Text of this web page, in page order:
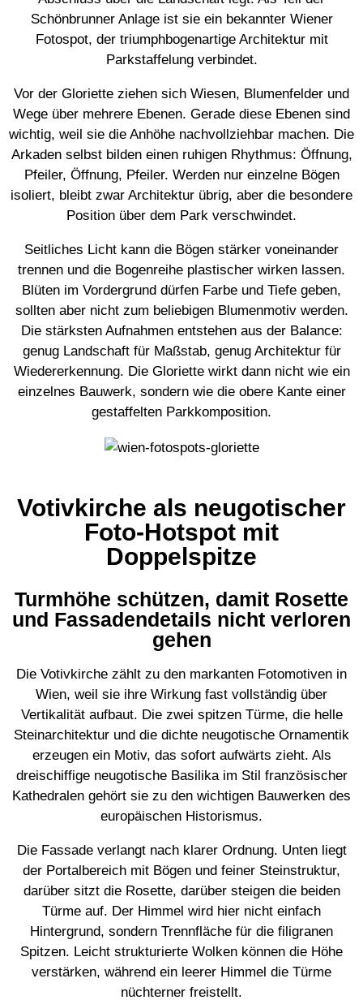
Schönbrunner Anlage ist sie ein bekannter Wiener
Fotospot, der triumphbogenartige Architektur mit
Parkstaffelung verbindet.
Vor der Gloriette ziehen sich Wiesen, Blumenfelder und
Wege über mehrere Ebenen. Gerade diese Ebenen sind
wichtig, weil sie die Anhöhe nachvollziehbar machen. Die
Arkaden selbst bilden einen ruhigen Rhythmus: Öffnung,
Pfeiler, Öffnung, Pfeiler. Werden nur einzelne Bögen
isoliert, bleibt zwar Architektur übrig, aber die besondere
Position über dem Park verschwindet.
Seitliches Licht kann die Bögen stärker voneinander
trennen und die Bogenreihe plastischer wirken lassen.
Blüten im Vordergrund dürfen Farbe und Tiefe geben,
sollten aber nicht zum beliebigen Blumenmotiv werden.
Die stärksten Aufnahmen entstehen aus der Balance:
genug Landschaft für Maßstab, genug Architektur für
Wiedererkennung. Die Gloriette wirkt dann nicht wie ein
einzelnes Bauwerk, sondern wie die obere Kante einer
gestaffelten Parkkomposition.
Votivkirche als neugotischer
Foto-Hotspot mit
Doppelspitze
Turmhöhe schützen, damit Rosette
und Fassadendetails nicht verloren
gehen
Die Votivkirche zählt zu den markanten Fotomotiven in
Wien, weil sie ihre Wirkung fast vollständig über
Vertikalität aufbaut. Die zwei spitzen Türme, die helle
Steinarchitektur und die dichte neugotische Ornamentik
erzeugen ein Motiv, das sofort aufwärts zieht. Als
dreischiffige neugotische Basilika im Stil französischer
Kathedralen gehört sie zu den wichtigen Bauwerken des
europäischen Historismus.
Die Fassade verlangt nach klarer Ordnung. Unten liegt
der Portalbereich mit Bögen und feiner Steinstruktur,
darüber sitzt die Rosette, darüber steigen die beiden
Türme auf. Der Himmel wird hier nicht einfach
Hintergrund, sondern Trennfläche für die filigranen
Spitzen. Leicht strukturierte Wolken können die Höhe
verstärken, während ein leerer Himmel die Türme
nüchterner freistellt.